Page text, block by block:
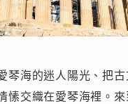
琴海的迷人陽光、把古
愫交織在愛琴海裡。來